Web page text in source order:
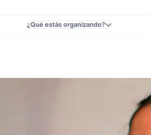
¿Qué estás organizando?